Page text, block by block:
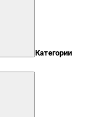
Категории